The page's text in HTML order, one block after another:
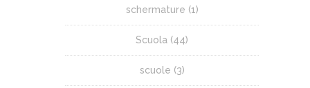
schermature (1)
Scuola (44)
scuole (3)